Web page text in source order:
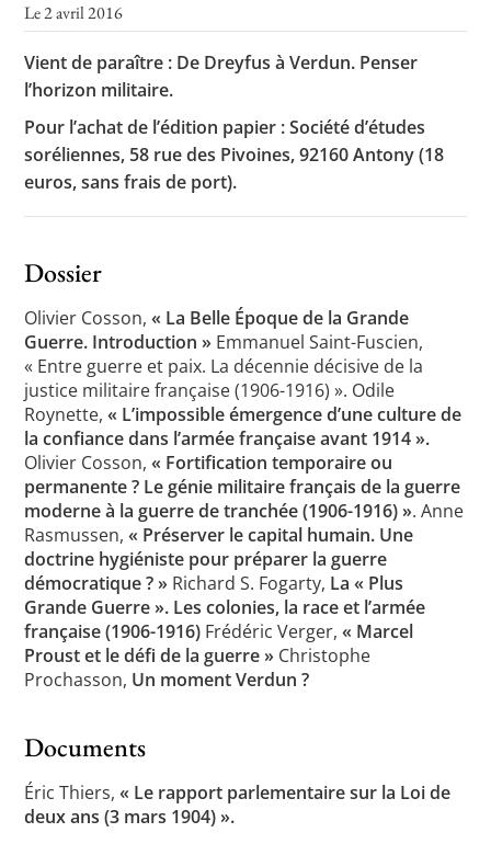
Toutes les actualités
Les rendez-vous de l’APHG
Conférences, tables rondes
Critique d’ouvrages publiés
Culture
Le 2 avril 2016
Vient de paraître : De Dreyfus à Verdun. Penser
l’horizon militaire.
Pour l’achat de l’édition papier : Société d’études
soréliennes, 58 rue des Pivoines, 92160 Antony (18
euros, sans frais de port).
Dossier
Olivier Cosson,« La Belle Époque de la Grande
Guerre. Introduction » Emmanuel Saint-Fuscien,
« Entre guerre et paix. La décennie décisive de la
justice militaire française (1906-1916) ». Odile
Roynette,« L’impossible émergence d’une culture de
la confiance dans l’armée française avant 1914 ».
Olivier Cosson,« Fortification temporaire ou
permanente ? Le génie militaire français de la guerre
moderne à la guerre de tranchée (1906-1916) ». Anne
Rasmussen,« Préserver le capital humain. Une
doctrine hygiéniste pour préparer la guerre
démocratique ? » Richard S. Fogarty, La « Plus
Grande Guerre ». Les colonies, la race et l’armée
française (1906-1916) Frédéric Verger,« Marcel
Proust et le défi de la guerre » Christophe
Prochasson, Un moment Verdun ?
Documents
Éric Thiers,« Le rapport parlementaire sur la Loi de
deux ans (3 mars 1904) ».